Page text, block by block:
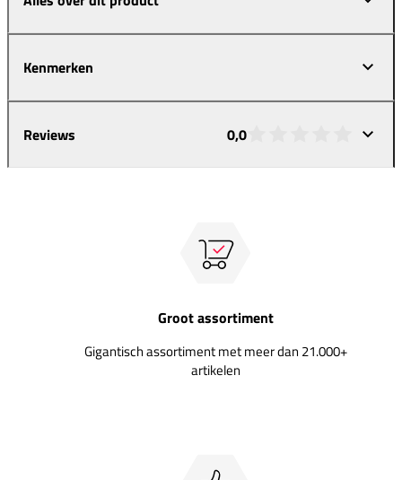
Kenmerken
Reviews 0,0
Groot assortiment
Gigantisch assortiment met meer dan 21.000+
artikelen